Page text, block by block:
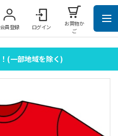
会員登録 ログイン
お買物か
ご
(一部地域を除く)